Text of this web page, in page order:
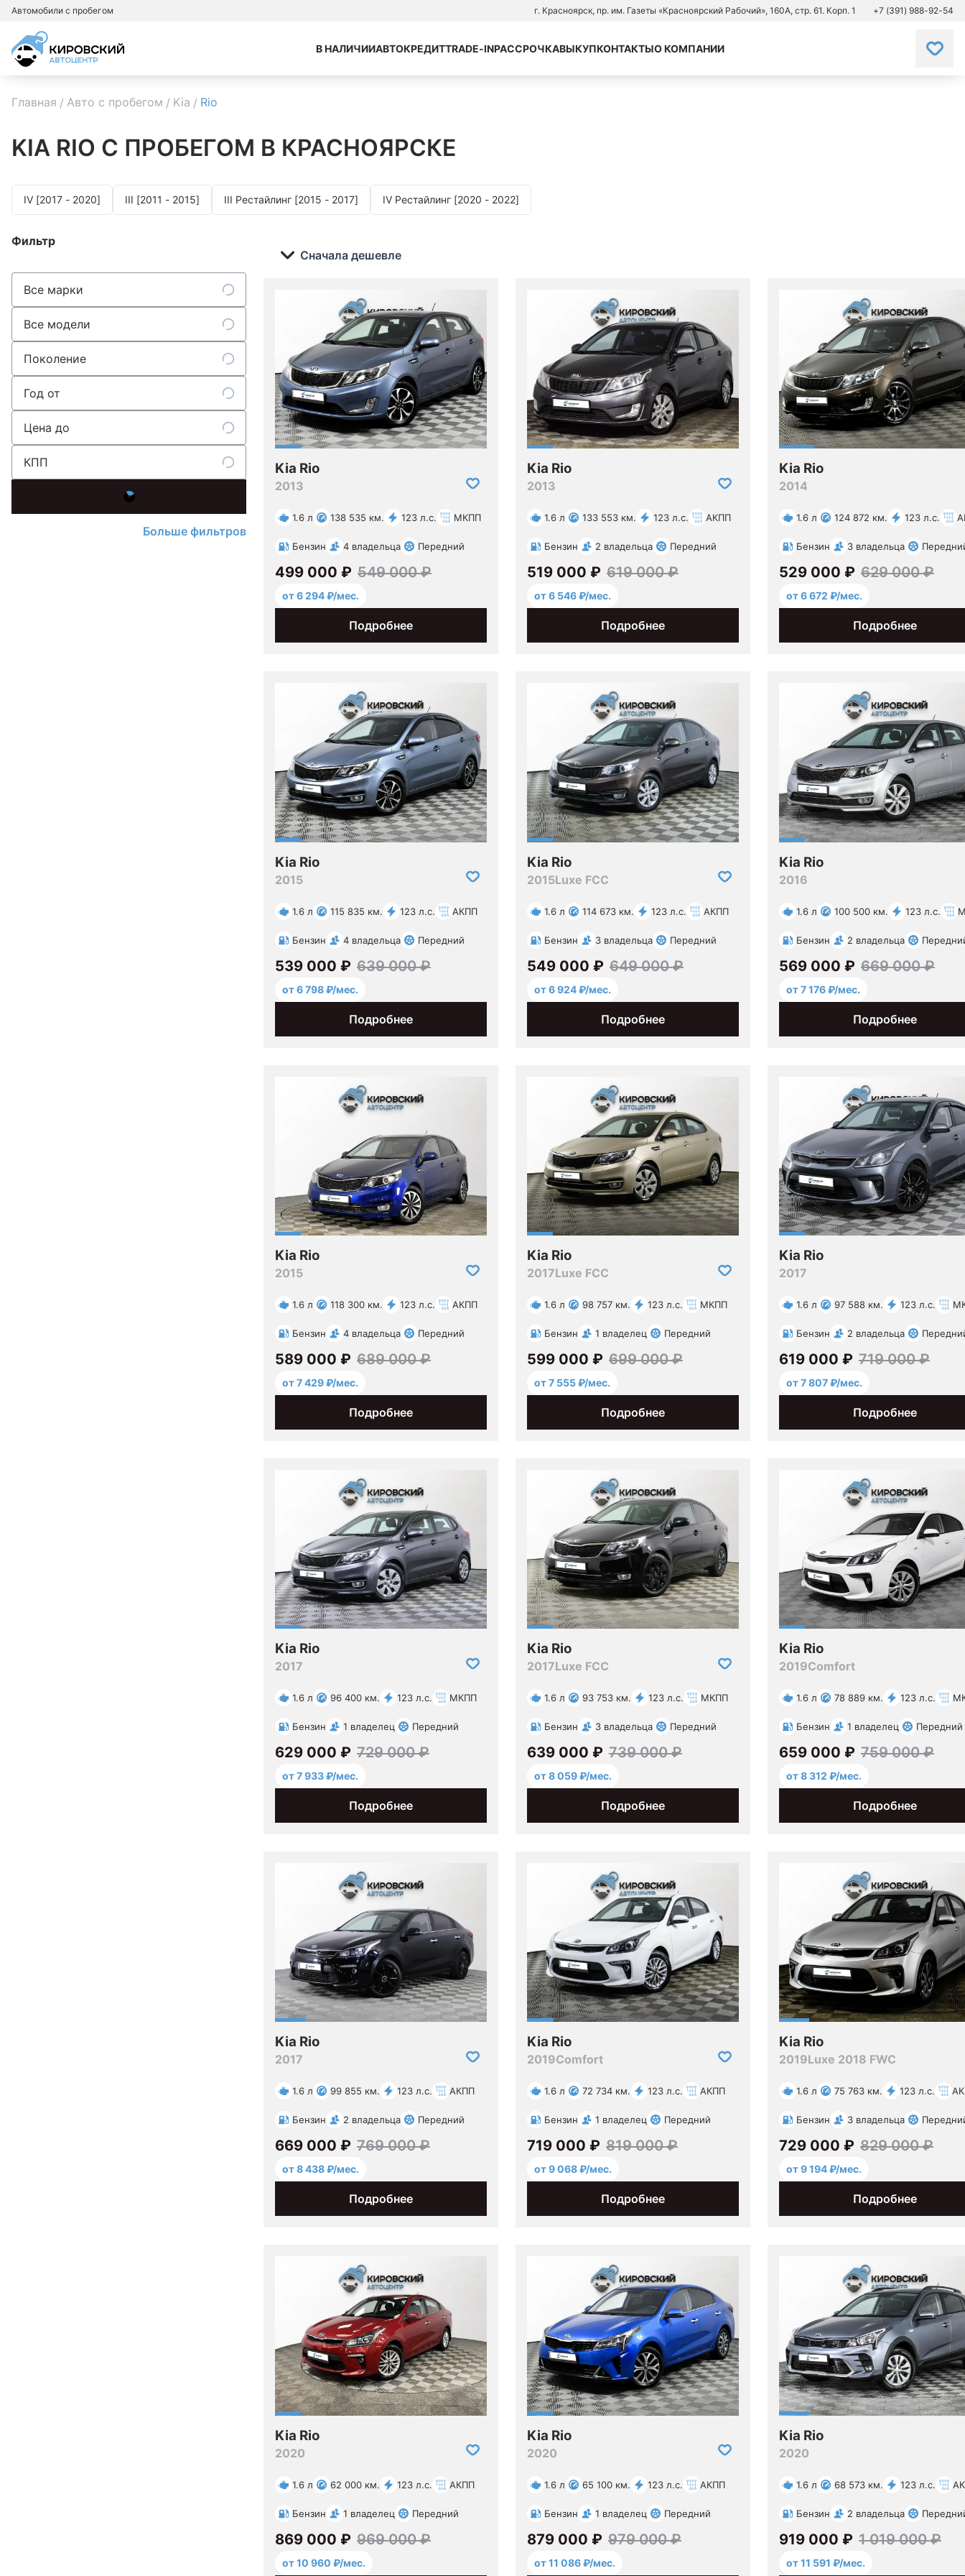
Автомобили с пробегом г. Красноярск, пр. им. Газеты «Красноярский Рабочий», 160А, стр. 61. Корп. 1 +7 (391) 988-92-54
В НАЛИЧИИАВТОКРЕДИТTRADE-INРАССРОЧКАВЫКУПКОНТАКТЫО КОМПАНИИ
Главная Авто с пробегом Kia Rio
KIA RIO С ПРОБЕГОМ В КРАСНОЯРСКЕ
IV [2017 - 2020] III [2011 - 2015] III Рестайлинг [2015 - 2017] IV Рестайлинг [2020 - 2022]
Фильтр
Все марки
Все модели
Поколение
Год от
Цена до
КПП
Больше фильтров
Сначала дешевле
Kia Rio
2013
1.6 л 138 535 км. 123 л.с. МКПП
Бензин 4 владельца Передний
Подробнее
499 000 ₽ 549 000 ₽
от 6 294 ₽/мес.
Kia Rio
2013
1.6 л 133 553 км. 123 л.с. АКПП
Бензин 2 владельца Передний
Подробнее
519 000 ₽ 619 000 ₽
от 6 546 ₽/мес.
Kia Rio
2014
1.6 л 124 872 км. 123 л.с.
Бензин 3 владельца
Подробнее
529 000 ₽ 629 000 ₽
от 6 672 ₽/мес.
Kia Rio
2015
1.6 л 115 835 км. 123 л.с. АКПП
Бензин 4 владельца Передний
Подробнее
539 000 ₽ 639 000 ₽
от 6 798 ₽/мес.
Kia Rio
2015Luxe FCC
1.6 л 114 673 км. 123 л.с. АКПП
Бензин 3 владельца Передний
Подробнее
549 000 ₽ 649 000 ₽
от 6 924 ₽/мес.
Kia Rio
2016
1.6 л 100 500 км. 123 л.с.
Бензин 2 владельца
Подробнее
569 000 ₽ 669 000 ₽
от 7 176 ₽/мес.
Kia Rio
2015
1.6 л 118 300 км. 123 л.с. АКПП
Бензин 4 владельца Передний
Подробнее
589 000 ₽ 689 000 ₽
от 7 429 ₽/мес.
Kia Rio
2017Luxe FCC
1.6 л 98 757 км. 123 л.с. МКПП
Бензин 1 владелец Передний
Подробнее
599 000 ₽ 699 000 ₽
от 7 555 ₽/мес.
Kia Rio
2017
1.6 л 97 588 км. 123 л.с.
Бензин 2 владельца
Подробнее
619 000 ₽ 719 000 ₽
от 7 807 ₽/мес.
Kia Rio
2017
1.6 л 96 400 км. 123 л.с. МКПП
Бензин 1 владелец Передний
Подробнее
629 000 ₽ 729 000 ₽
от 7 933 ₽/мес.
Kia Rio
2017Luxe FCC
1.6 л 93 753 км. 123 л.с. МКПП
Бензин 3 владельца Передний
Подробнее
639 000 ₽ 739 000 ₽
от 8 059 ₽/мес.
Kia Rio
2019Comfort
1.6 л 78 889 км. 123 л.с.
Бензин 1 владелец Передний
Подробнее
659 000 ₽ 759 000 ₽
от 8 312 ₽/мес.
Kia Rio
2017
1.6 л 99 855 км. 123 л.с. АКПП
Бензин 2 владельца Передний
Подробнее
669 000 ₽ 769 000 ₽
от 8 438 ₽/мес.
Kia Rio
2019Comfort
1.6 л 72 734 км. 123 л.с. АКПП
Бензин 1 владелец Передний
Подробнее
719 000 ₽ 819 000 ₽
от 9 068 ₽/мес.
Kia Rio
2019Luxe 2018 FWC
1.6 л 75 763 км. 123 л.с.
Бензин 3 владельца
Подробнее
729 000 ₽ 829 000 ₽
от 9 194 ₽/мес.
Kia Rio
2020
1.6 л 62 000 км. 123 л.с. АКПП
Бензин 1 владелец Передний
869 000 ₽ 969 000 ₽
от 10 960 ₽/мес.
Kia Rio
2020
1.6 л 65 100 км. 123 л.с. АКПП
Бензин 1 владелец Передний
879 000 ₽ 979 000 ₽
от 11 086 ₽/мес.
Kia Rio
2020
1.6 л 68 573 км. 123 л.с.
Бензин 2 владельца
919 000 ₽ 1 019 000 ₽
от 11 591 ₽/мес.